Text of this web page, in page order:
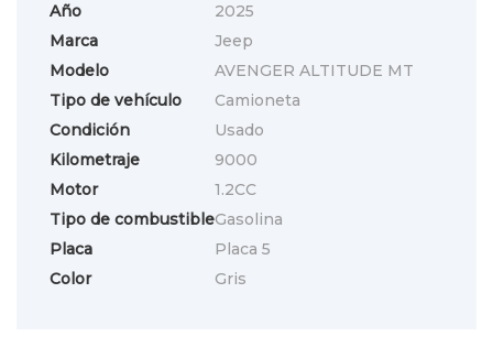
Año
2025
Marca
Jeep
Modelo
AVENGER ALTITUDE MT
Tipo de vehículo
Camioneta
Condición
Usado
Kilometraje
9000
Motor
1.2CC
Tipo de combustibleGasolina
Placa
Placa 5
Color
Gris